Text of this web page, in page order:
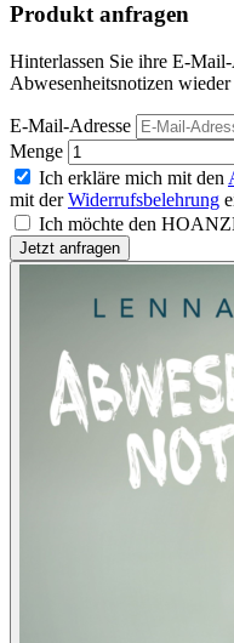
Produkt anfragen
Hinterlassen Sie ihre E-
Abwesenheitsnotizen
E-Mail-Adresse
Menge
Ich erkläre mich mit den
mit derWiderrufsbelehrung
Ich möchte den